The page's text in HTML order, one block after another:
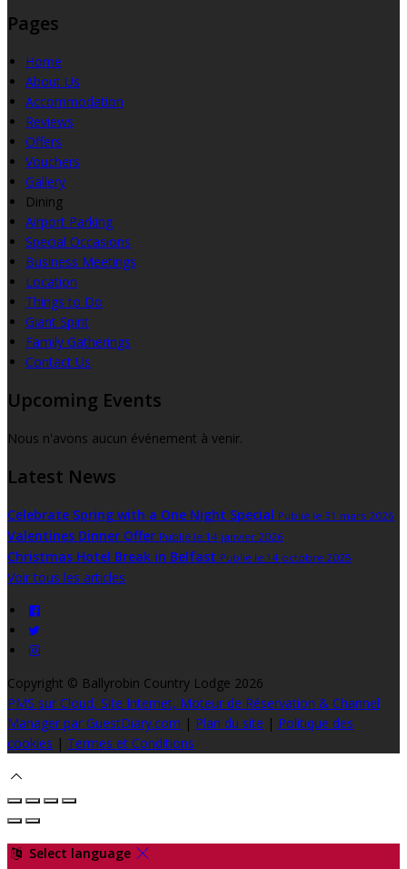
Pages
Home
About Us
Accommodation
Reviews
Offers
Vouchers
Gallery
Dining
Airport Parking
Special Occasions
Business Meetings
Location
Things to Do
Giant Spirit
Family Gatherings
Contact Us
Upcoming Events
Nous n'avons aucun événement à venir.
Latest News
Celebrate Spring with a One Night Special Publié le 31 mars 2026
Valentines Dinner Offer Publié le 14 janvier 2026
Christmas Hotel Break in Belfast Publié le 14 octobre 2025
Voir tous les articles
Copyright © Ballyrobin Country Lodge 2026
PMS sur Cloud, Site Internet, Moteur de Réservation & Channel
Manager par GuestDiary.com | Plan du site | Politique des
cookies | Termes et Conditions
Select language